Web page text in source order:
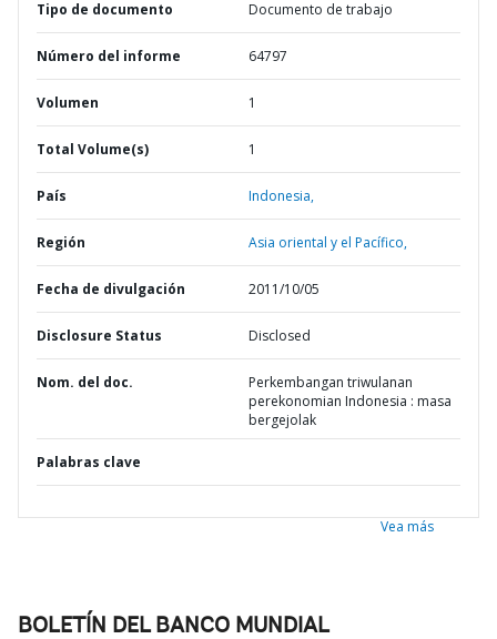
Tipo de documento Documento de trabajo
Número del informe 64797
Volumen 1
Total Volume(s) 1
País Indonesia,
Región Asia oriental y el Pacífico,
Fecha de divulgación 2011/10/05
Disclosure Status Disclosed
Nom. del doc.
Perkembangan triwulanan
perekonomian Indonesia : masa
bergejolak
Palabras clave
Vea más
BOLETÍN DEL BANCO MUNDIAL